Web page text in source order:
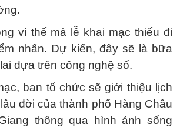
vì thế mà lễ khai mạc thiếu đi
nhấn. Dự kiến, đây sẽ là bữa
dựa trên công nghệ số.
ban tổ chức sẽ giới thiệu lịch
đời của thành phố Hàng Châu
thông qua hình ảnh sống